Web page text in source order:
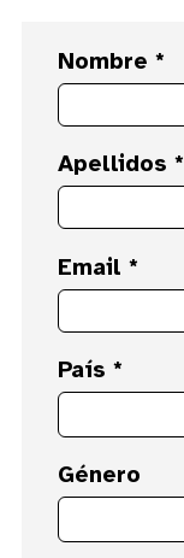
Nombre *
Apellidos *
Email *
País *
Género